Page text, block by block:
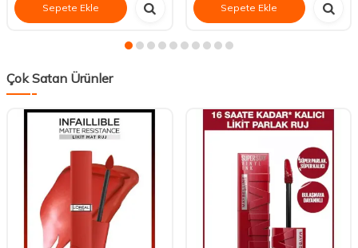
Sepete Ekle Sepete Ekle
Çok Satan Ürünler